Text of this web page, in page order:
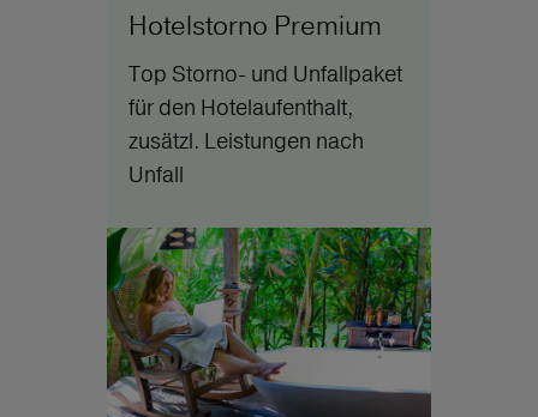
Hotelstorno Premium
Top Storno- und Unfallpaket
für den Hotelaufenthalt,
zusätzl. Leistungen nach
Unfall